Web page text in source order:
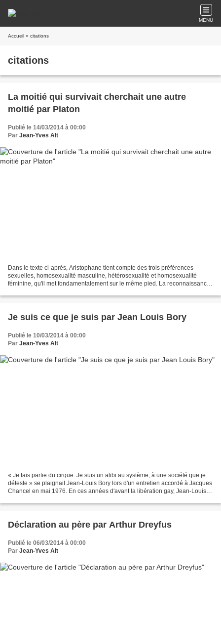
MENU
Accueil » citations
citations
La moitié qui survivait cherchait une autre
moitié par Platon
Publié le 14/03/2014 à 00:00
Par Jean-Yves Alt
Dans le texte ci-après, Aristophane tient compte des trois préférences
sexuelles, homosexualité masculine, hétérosexualité et homosexualité
féminine, qu'il met fondamentalement sur le même pied. La reconnaissance
Je suis ce que je suis par Jean Louis Bory
Publié le 10/03/2014 à 00:00
Par Jean-Yves Alt
« Je fais partie du cirque. Je suis un alibi au système, à une société que je
déteste » se plaignait Jean-Louis Bory lors d'un entretien accordé à Jacques
Chancel en mai 1976. En ces années d'avant la libération gay, Jean-Louis
Déclaration au père par Arthur Dreyfus
Publié le 06/03/2014 à 00:00
Par Jean-Yves Alt